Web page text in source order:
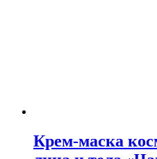
Крем-маска